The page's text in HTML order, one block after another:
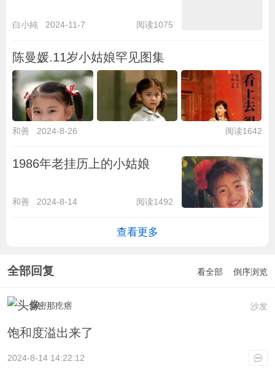
白小純 2024-11-7 阅读1075
陈曼媛.11岁小姑娘罕见图集
和善 2024-8-26 阅读1642
1986年老挂历上的小姑娘
和善 2024-8-14 阅读1492
查看更多
全部回复 看全部 倒序浏览
沙发
新密那疙瘩
饱和度溢出来了
2024-8-14 14:22:12